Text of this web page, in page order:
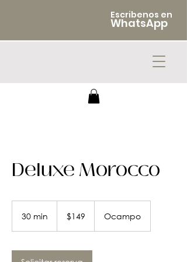
Escribenos en
WhatsApp
Deluxe Morocco
30 min
m
mexicanos
$149 Ocampo